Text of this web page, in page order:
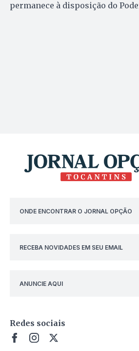
permanece à disposição do
ONDE ENCONTRAR O JORNAL OPÇÃO
RECEBA NOVIDADES EM SEU EMAIL
ANUNCIE AQUI
Redes sociais